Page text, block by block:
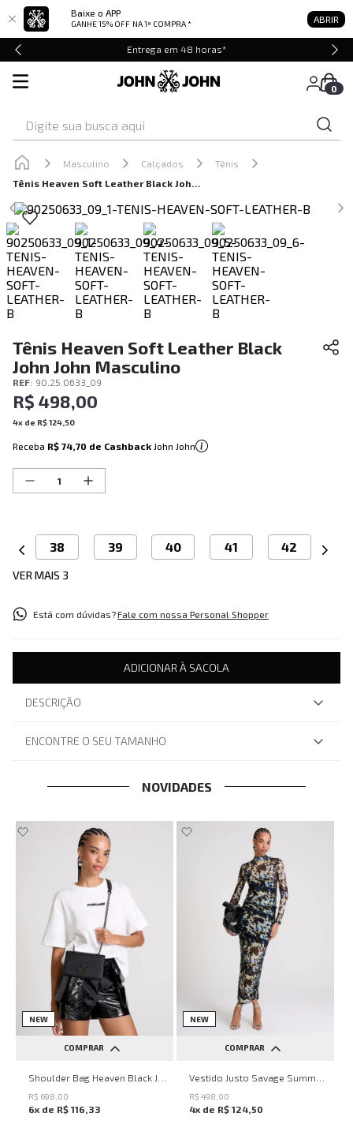
Baixe o APP
GANHE 15% OFF NA 1ª COMPRA * ABRIR
Entrega em 48 horas*
0
Masculino Calçados
Tênis
Tênis Heaven Soft Leather Black John John Masculino
Tênis Heaven Soft Leather Black
John John Masculino
REF: 90.25.0633_09
R$ 498,00
4x de R$124 50
Receba R$ 74,70 de Cashback John John
38 39 40 41 42
VER MAIS 3
Está com dúvidas?Fale com nossa Personal Shopper
ADICIONAR À SACOLA
DESCRIÇÃO
ENCONTRE O SEU TAMANHO
NOVIDADES
NEW
COMPRAR
UN
R$ 698 00
6x de R$ 116 33
NEW
COMPRAR
PP P M G
R$ 498 00
4x de R$ 124 50